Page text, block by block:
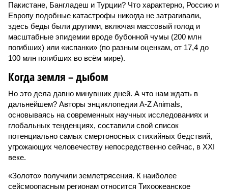
Пакистане, Бангладеш и Турции? Что характерно, Россию и
Европу подобные катастрофы никогда не затрагивали,
здесь беды были другими, включая массовый голод и
масштабные эпидемии вроде бубонной чумы (200 млн
погибших) или «испанки» (по разным оценкам, от 17,4 до
100 млн погибших во всём мире).
Когда земля – дыбом
Но это дела давно минувших дней. А что нам ждать в
дальнейшем? Авторы энциклопедии A-Z Animals,
основываясь на современных научных исследованиях и
глобальных тенденциях, составили свой список
потенциально самых смертоносных стихийных бедствий,
угрожающих человечеству непосредственно сейчас, в XXI
веке.
«Золото» получили землетрясения. К наиболее
сейсмоопасным регионам относится Тихоокеанское